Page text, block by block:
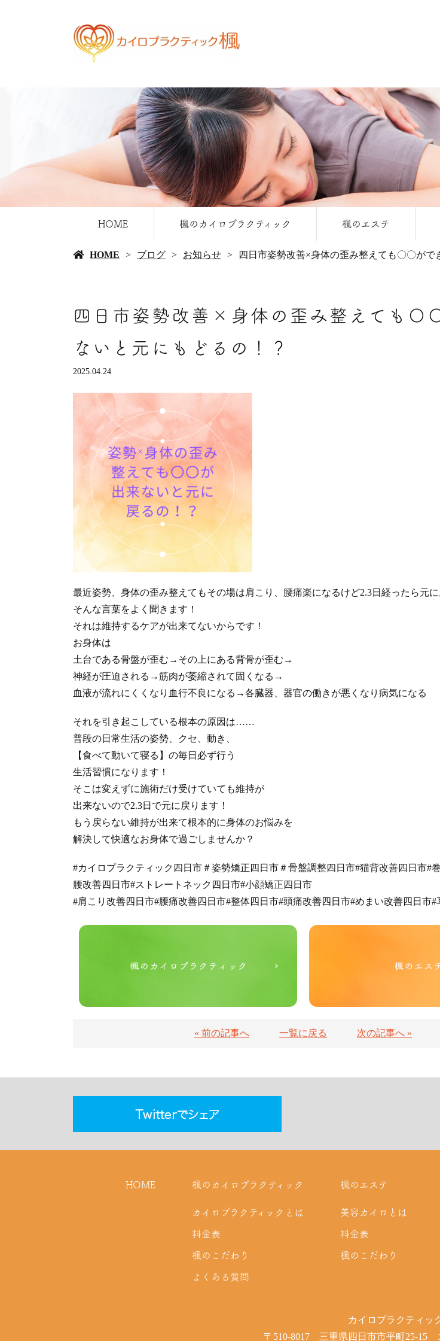
HOME 楓のカイロプラクティック
カイロプラクティックとは
料金表
楓のこだわり
よくある質問
楓のエステ
美容カイロとは
料金表
楓のこだわり
HOME ブログ お知らせ 四日市姿勢改善×身体の歪み整えても〇〇がで
四日市姿勢改善×身体の歪み整えても〇
ないと元にもどるの！？
2025.04.24
最近姿勢、身体の歪み整えてもその場は肩こり、腰痛楽になるけど2.3日経ったら元に
そんな言葉をよく聞きます！
それは維持するケアが出来てないからです！
お身体は
土台である骨盤が歪む→その上にある背骨が歪む→
神経が圧迫される→筋肉が萎縮されて固くなる→
血液が流れにくくなり血行不良になる→各臓器、器官の働きが悪くなり病気になる
それを引き起こしている根本の原因は……
普段の日常生活の姿勢、クセ、動き、
【食べて動いて寝る】の毎日必ず行う
生活習慣になります！
そこは変えずに施術だけ受けていても維持が
出来ないので2.3日で元に戻ります！
もう戻らない維持が出来て根本的に身体のお悩みを
解決して快適なお身体で過ごしませんか？
#カイロプラクティック四日市＃姿勢矯正四日市＃骨盤調整四日市#猫背改善四日市#
腰改善四日市#ストレートネック四日市#小顔矯正四日市
#肩こり改善四日市#腰痛改善四日市#整体四日市#頭痛改善四日市#めまい改善四日市
« 前の記事へ 一覧に戻る 次の記事へ »
HOME 楓のカイロプラクティック
カイロプラクティックとは
料金表
楓のこだわり
よくある質問
楓のエステ
美容カイロとは
料金表
楓のこだわり
カイロプラクティッ
〒510-8017 三重県四日市市平町25-15